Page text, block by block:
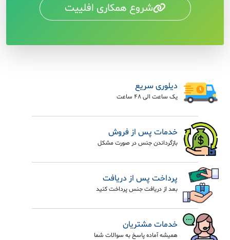
شروع همکاری افلییت
دیلوری سریع
یک ساعت الی 48 ساعت
خدمات پس از فروش
بازگرداندن جنس در صورت مشکل
پرداخت پس از دریافت
بعد از دریافت جنس پرداخت کنید
خدمات مشتریان
همیشه آماده پاسخ به سوالات شما